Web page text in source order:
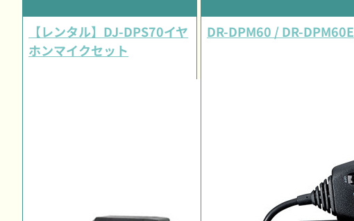
【レンタル】DJ-DPS70イヤ
ホンマイクセット
DR-DPM60 / DR-DPM60E